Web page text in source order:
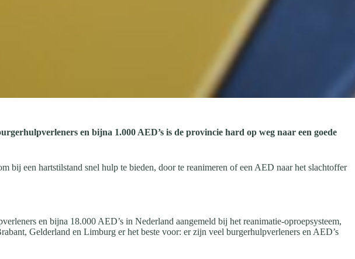
en bijna 1.000 AED’s is de provincie hard op weg naar een goede
een hartstilstand snel hulp te bieden, door te reanimeren of een AED naar het slachtoffer
en bijna 18.000 AED’s in Nederland aangemeld bij het reanimatie-oproepsysteem,
Gelderland en Limburg er het beste voor: er zijn veel burgerhulpverleners en AED’s